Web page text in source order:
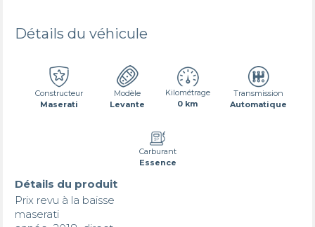
Détails du véhicule
Constructeur
Maserati
Modèle
Levante
Kilométrage
0 km
Transmission
Automatique
Carburant
Essence
Détails du produit
Prix revu à la baisse
maserati